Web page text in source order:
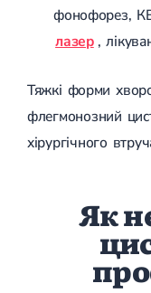
фонофорез,
лазер ,
Тяжкі форми
флегмонозний
хірургічного
Як